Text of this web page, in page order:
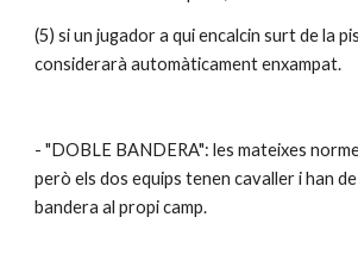
(5) si un jugador a qui encalcin surt de la
considerarà automàticament enxampat.
- "DOBLE BANDERA": les mateixes
però els dos equips tenen cavaller i han
bandera al propi camp.